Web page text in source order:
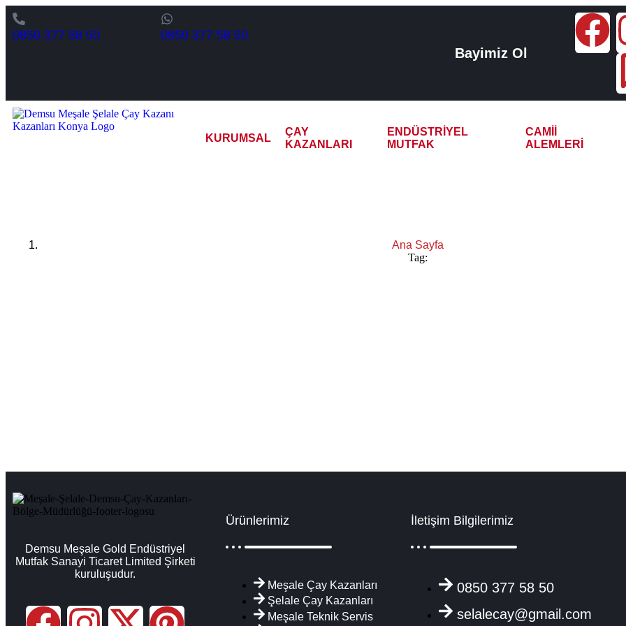
0850 377 58 50 0850 377 58 50
Bayimiz Ol
KURUMSAL
ÇAY
KAZANLARI
ENDÜSTRIYEL
MUTFAK
CAMII
ALEMLERI
Ana Sayfa
Tag:
Demsu Meşale Gold Endüstriyel
Mutfak Sanayi Ticaret Limited Şirketi
kuruluşudur.
Ürünlerimiz
Meşale Çay Kazanları
Şelale Çay Kazanları
Meşale Teknik Servis
İletişim Bilgilerimiz
0850 377 58 50
selalecay@gmail.com